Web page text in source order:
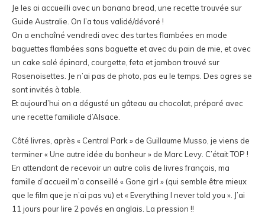
Je les ai accueilli avec un banana bread, une recette trouvée sur
Guide Australie . On l’a tous validé/dévoré !
On a enchaîné vendredi avec des tartes flambées en mode
baguettes flambées sans baguette et avec du pain de mie, et avec
un cake salé épinard, courgette, feta et jambontrouvé sur
Rosenoisettes. Je n’ai pas de photo, pas eu le temps. Des ogres se
sont invités à table.
Et aujourd’hui on a dégusté un gâteau au chocolat, préparé avec
une recette familiale d’Alsace.
Côté livres, après « Central Park » de Guillaume Musso, je viens de
terminer « Une autre idée du bonheur » de Marc Levy. C’était TOP !
En attendant de recevoir un autre colis de livres français, ma
famille d’accueil m’a conseillé « Gone girl » (qui semble être mieux
que le film que je n’ai pas vu) et « Everything I never told you ». J’ai
11 jours pour lire 2 pavés en anglais. La pression !!